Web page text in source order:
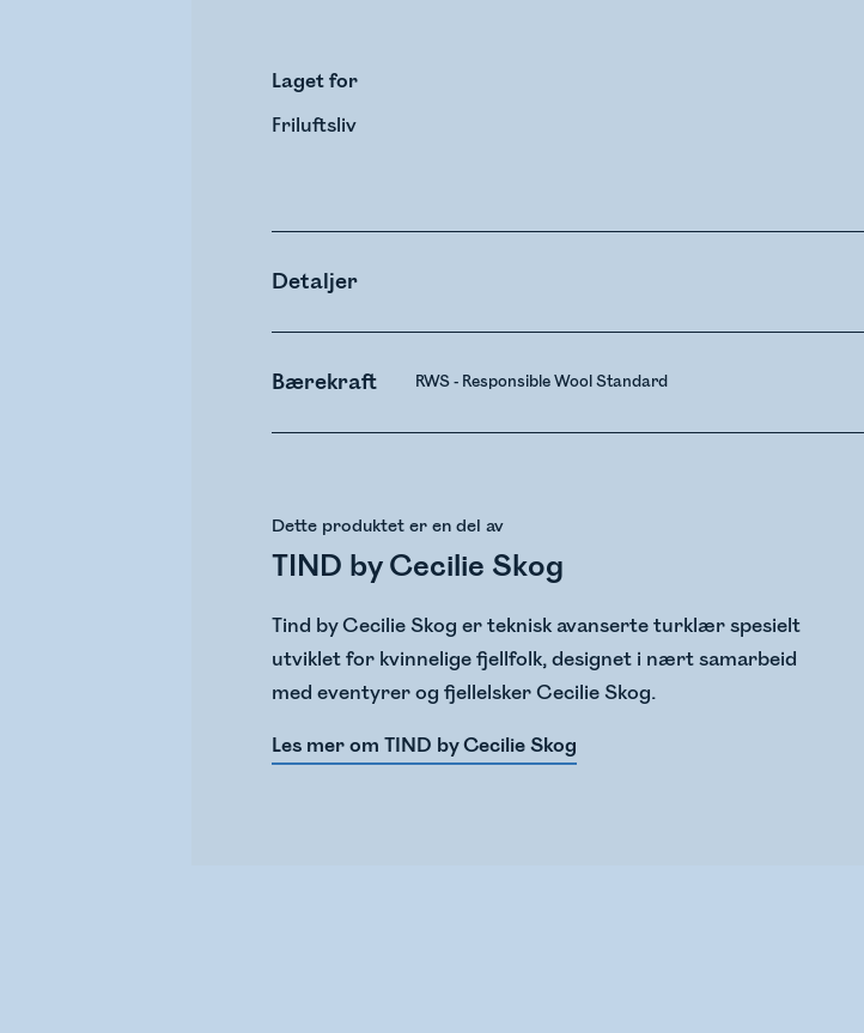
Laget for
Friluftsliv
Detaljer
Bærekraft RWS - Responsible Wool Standard
Dette produktet er en del av
TIND by Cecilie Skog
Tind by Cecilie Skog er teknisk avanserte turklær spesielt
utviklet for kvinnelige fjellfolk, designet i nært samarbeid
med eventyrer og fjellelsker Cecilie Skog.
Les mer om TIND by Cecilie Skog